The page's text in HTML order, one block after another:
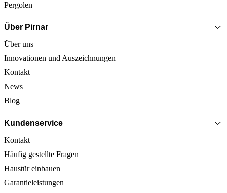
Pergolen
Über Pirnar
Über uns
Innovationen und Auszeichnungen
Kontakt
News
Blog
Kundenservice
Kontakt
Häufig gestellte Fragen
Haustür einbauen
Garantieleistungen